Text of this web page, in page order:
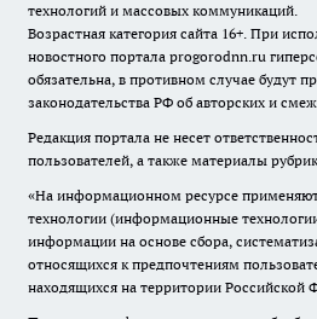
технологий и массовых коммуникаций.
Возрастная категория сайта 16+. При
новостного портала progorodnn.ru
обязательна, в противном случае будут
законодательства РФ об авторских и
Редакция портала не несет
пользователей, а также материалы
«На информационном ресурсе
технологии (информационные
информации на основе сбора,
относящихся к предпочтениям
находящихся на территории Российской